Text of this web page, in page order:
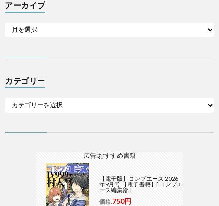
アーカイブ
カテゴリー
広告:おすすめ書籍
【電子版】コンプエース 2026
年9月号 【電子書籍】[ コンプエ
ース編集部 ]
価格:750円